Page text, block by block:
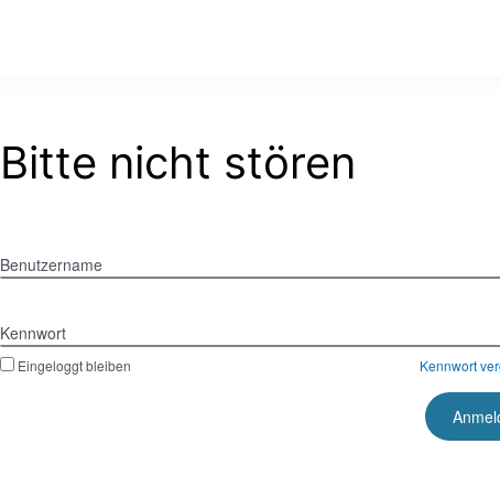
Bitte nicht stören
Benutzername
Kennwort
Eingeloggt bleiben Kennwort